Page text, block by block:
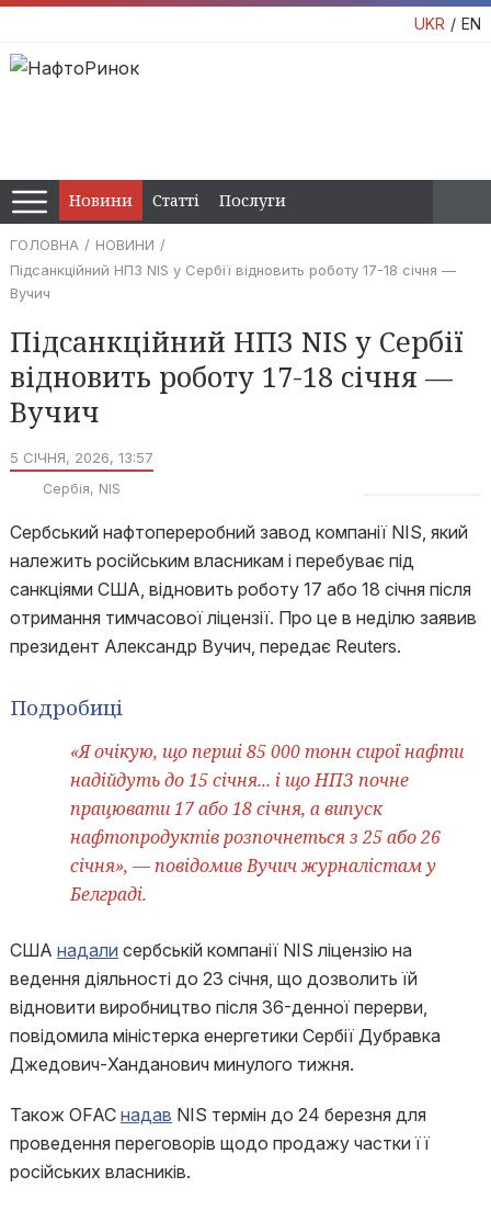
UKR EN
Новини Статті Послуги
ГОЛОВНА
НОВИНИ
Підсанкційний НПЗ NIS у Сербії відновить роботу 17-18 січня —
Вучич
Підсанкційний НПЗ NIS у Сербії
відновить роботу 17-18 січня —
Вучич
5 СІЧНЯ, 2026, 13:57
Сербія NIS
Сербський нафтопереробний завод компанії NIS, який
належить російським власникам і перебуває під
санкціями США, відновить роботу 17 або 18 січня після
отримання тимчасової ліцензії. Про це в неділю заявив
президент Александр Вучич, передає Reuters.
Подробиці
«Я очікую, що перші 85 000 тонн сирої нафти
надійдуть до 15 січня... і що НПЗ почне
працювати 17 або 18 січня, а випуск
нафтопродуктів розпочнеться з 25 або 26
січня», — повідомив Вучич журналістам у
Белграді.
США надали сербській компанії NIS ліцензію на
ведення діяльності до 23 січня, що дозволить їй
відновити виробництво після 36-денної перерви,
повідомила міністерка енергетики Сербії Дубравка
Джедович-Ханданович минулого тижня.
Також OFAC надав NIS термін до 24 березня для
проведення переговорів щодо продажу частки її
російських власників.